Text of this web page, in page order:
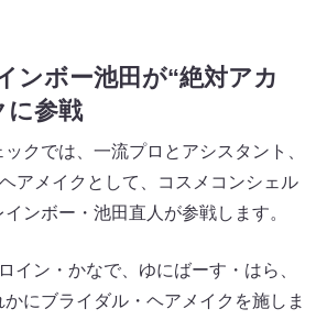
ンボー池田が“絶対アカ
に参戦
ックでは、一流プロとアシスタント、
アメイクとして、コスメコンシェル
ンボー・池田直人が参戦します。
イン・かなで、ゆにばーす・はら、
にブライダル・ヘアメイクを施しま